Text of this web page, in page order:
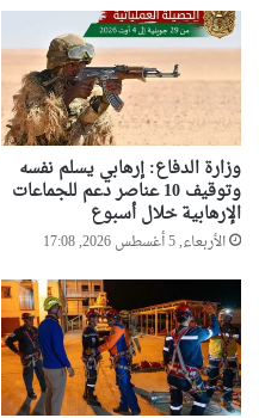
وزارة الدفاع: إرهابي يسلم نفسه
وتوقيف 10 عناصر دعم للجماعات
الإرهابية خلال أسبوع
الأربعاء, 5 أغسطس 2026, 17:08